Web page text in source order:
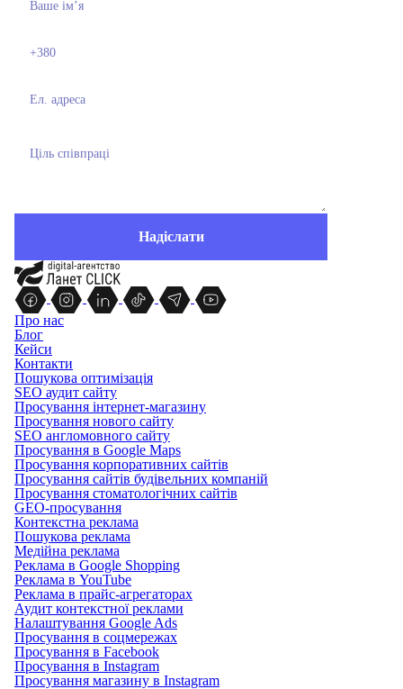
Про нас
Блог
Кейси
Контакти
Пошукова оптимізація
SEO аудит сайту
Просування інтернет-магазину
Просування нового сайту
SEO англомовного сайту
Просування в Google Maps
Просування корпоративних сайтів
Просування сайтів будівельних компаній
Просування стоматологічних сайтів
GEO-просування
Контекстна реклама
Пошукова реклама
Медійна реклама
Реклама в Google Shopping
Реклама в YouTube
Реклама в прайс-агрегаторах
Аудит контекстної реклами
Налаштування Google Ads
Просування в соцмережах
Просування в Facebook
Просування в Instagram
Просування магазину в Instagram